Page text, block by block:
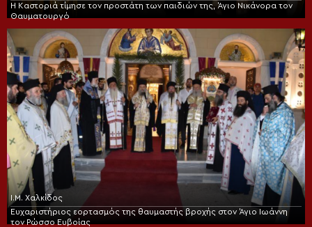
Η Καστοριά τίμησε τον προστάτη των παιδιών της, Άγιο Νικάνορα τον
Θαυματουργό
Ι.Μ. Χαλκίδος
Ευχαριστήριος εορτασμός της θαυμαστής βροχής στον Άγιο Ιωάννη
τον Ρώσσο Ευβοίας